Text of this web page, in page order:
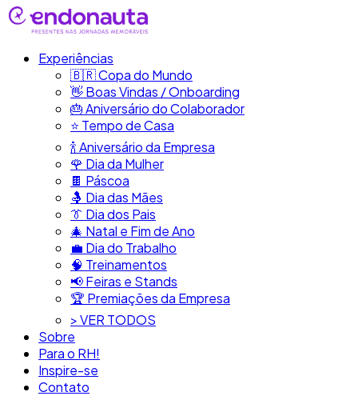
Experiências
🇧🇷​ Copa do Mundo
👋​ Boas Vindas / Onboarding
🎂​ Aniversário do Colaborador
⭐​ Tempo de Casa
​🍾​ Aniversário da Empresa
🌹 Dia da Mulher
🍫​ Páscoa
🤱 Dia das Mães
👔​ Dia dos Pais
🎄 Natal e Fim de Ano
💼​ Dia do Trabalho
🧠​ Treinamentos
📢​ Feiras e Stands
🏆 Premiações da Empresa
> VER TODOS
Sobre
Para o RH!
Inspire-se
Contato